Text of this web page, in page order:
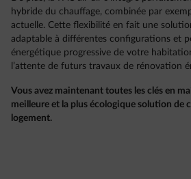
hybride du chauffage, combinée par
actuelle. Cette flexibilité en fait une
adaptable à différentes configurations et
énergétique progressive de votre
l’attente de futurs travaux de rénovation
Vous avez maintenant toutes les clés en
meilleure et la plus écologique solution de
logement.